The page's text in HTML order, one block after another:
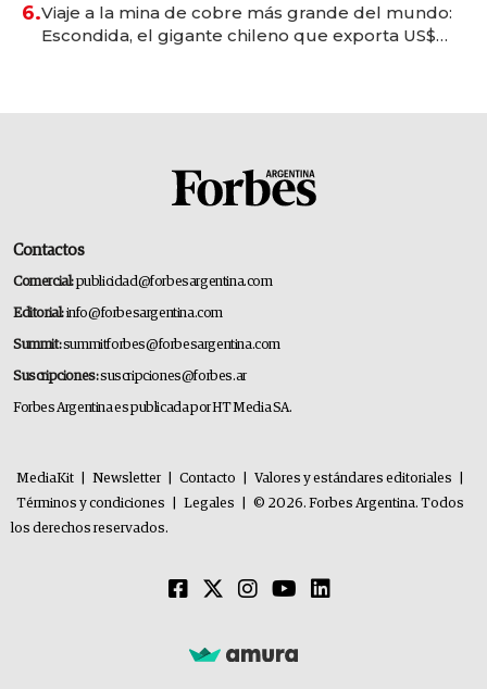
6.Viaje a la mina de cobre más grande del mundo:
Escondida, el gigante chileno que exporta US$
Contactos
Comercial:publicidad@forbesargentina.com
Editorial:info@forbesargentina.com
Summit:summitforbes@forbesargentina.com
Suscripciones:suscripciones@forbes.ar
Forbes Argentina es publicada por HT Media SA.
MediaKit Newsletter Contacto Valores y estándares editoriales
Términos y condiciones
Legales
© 2026. Forbes Argentina. Todos
los derechos reservados.